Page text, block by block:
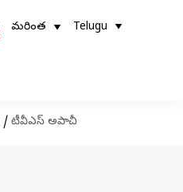
మరింత Telugu
/ టీవీఎస్ అపాచీ